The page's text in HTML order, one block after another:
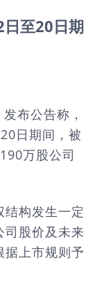
至20日期
布公告称，
日期间，被
万股公司
构发生一定
司股价及未来
上市规则予